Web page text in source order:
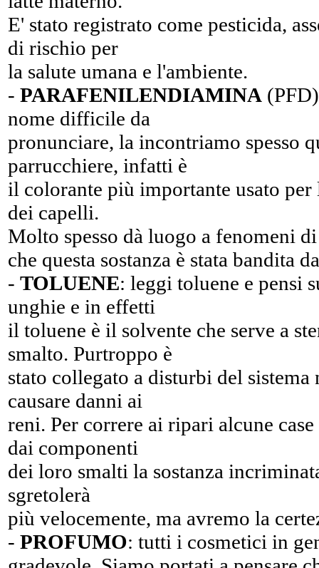
E' stato registrato come pesticida,
di rischio per
la salute umana e l'ambiente.
- PARAFENILENDIAMINA
nome difficile da
pronunciare, la incontriamo spesso
parrucchiere, infatti è
il colorante più importante usato
dei capelli.
Molto spesso dà luogo a fenomeni
che questa sostanza è stata bandita
- TOLUENE: leggi toluene e pensi
unghie e in effetti
il toluene è il solvente che serve a
smalto. Purtroppo è
stato collegato a disturbi del
causare danni ai
reni. Per correre ai ripari alcune
dai componenti
dei loro smalti la sostanza
sgretolerà
più velocemente, ma avremo la
- PROFUMO: tutti i cosmetici in